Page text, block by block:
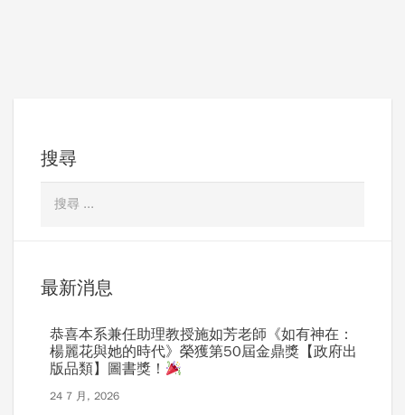
搜尋
最新消息
恭喜本系兼任助理教授施如芳老師《如有神在：
楊麗花與她的時代》榮獲第50屆金鼎獎【政府出
版品類】圖書獎！
24 7 月, 2026